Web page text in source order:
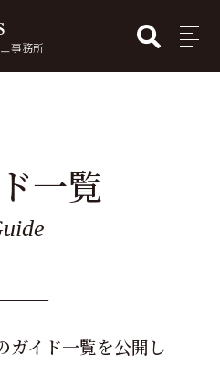
事務所 MENU
一覧
ガイド一覧を公開し